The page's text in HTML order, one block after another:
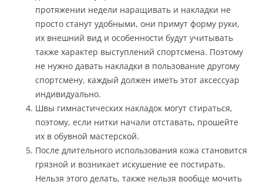
протяжении недели наращивать и накладки не
просто станут удобными, они примут форму руки,
их внешний вид и особенности будут учитывать
также характер выступлений спортсмена. Поэтому
не нужно давать накладки в пользование другому
спортсмену, каждый должен иметь этот аксессуар
индивидуально.
Швы гимнастических накладок могут стираться,
поэтому, если нитки начали отставать, прошейте
их в обувной мастерской.
После длительного использования кожа становится
грязной и возникает искушение ее постирать.
Нельзя этого делать, также нельзя вообще мочить